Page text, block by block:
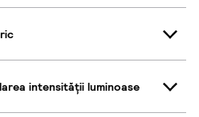
intensității luminoase